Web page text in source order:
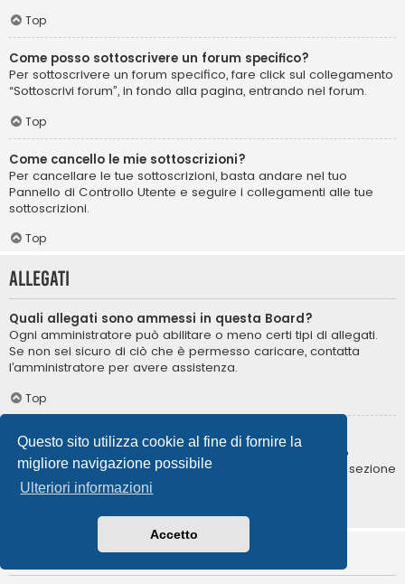
Questo sito utilizza cookie al fine di fornire la
migliore navigazione possibile
Ulteriori informazioni
Accetto
Top
Come posso sottoscrivere un forum specifico?
Per sottoscrivere un forum specifico, fare click sul collegamento
“Sottoscrivi forum”, in fondo alla pagina, entrando nel forum.
Top
Come cancello le mie sottoscrizioni?
Per cancellare le tue sottoscrizioni, basta andare nel tuo
Pannello di Controllo Utente e seguire i collegamenti alle tue
sottoscrizioni.
Top
Allegati
Quali allegati sono ammessi in questa Board?
Ogni amministratore può abilitare o meno certi tipi di allegati.
Se non sei sicuro di ciò che è permesso caricare, contatta
l’amministratore per avere assistenza.
Top
Come posso trovare i miei allegati?
Per trovare la lista degli allegati da te caricati, vai nel tuo
Pannello di Controllo Utente e segui i collegamenti nella sezione
degli allegati.
Informazioni su phpBB